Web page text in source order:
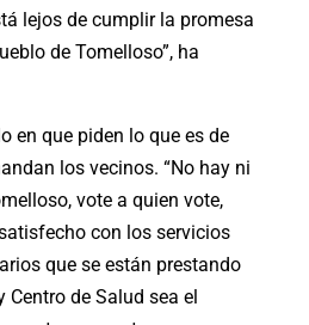
lejos de cumplir la promesa
de Tomelloso”, ha
en que piden lo que es de
los vecinos. “No hay ni
vote a quien vote,
con los servicios
que se están prestando
Centro de Salud sea el